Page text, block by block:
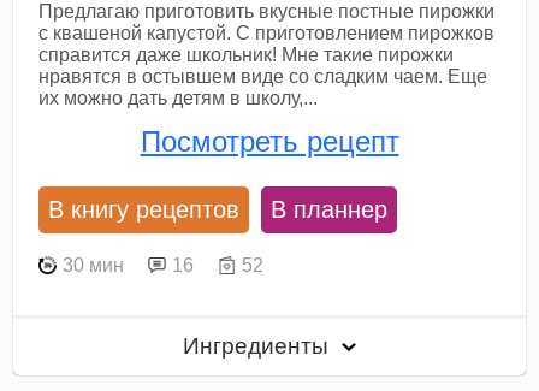
Предлагаю приготовить вкусные постные пирожки
с квашеной капустой. С приготовлением пирожков
справится даже школьник! Мне такие пирожки
нравятся в остывшем виде со сладким чаем. Еще
их можно дать детям в школу,...
Посмотреть рецепт
В книгу рецептов В планнер
30 мин 16 52
Ингредиенты